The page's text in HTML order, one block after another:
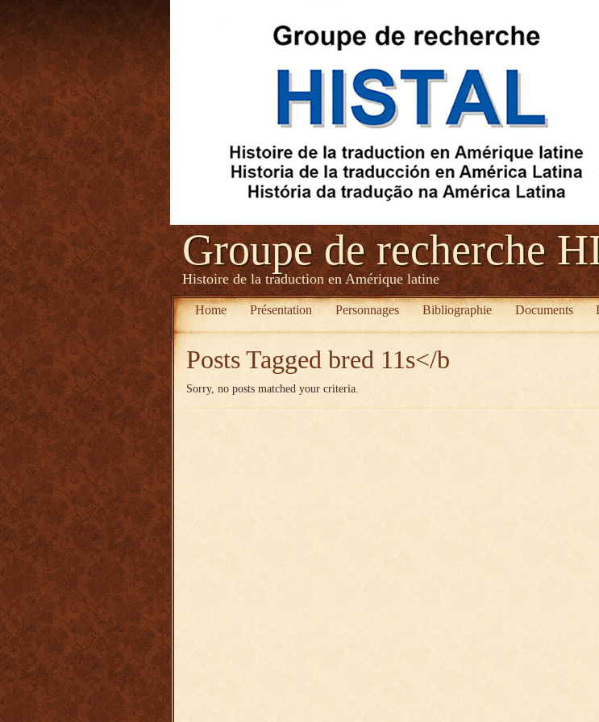
Groupe de recherche
Histoire de la traduction en Amérique latine
Home Présentation Personnages Bibliographie Documents
Posts Tagged bred 11s</b
Sorry, no posts matched your criteria.